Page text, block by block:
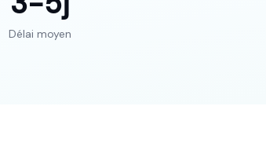
Délai moyen